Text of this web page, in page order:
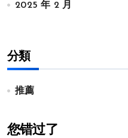
2025 年 2 月
分類
推薦
您错过了